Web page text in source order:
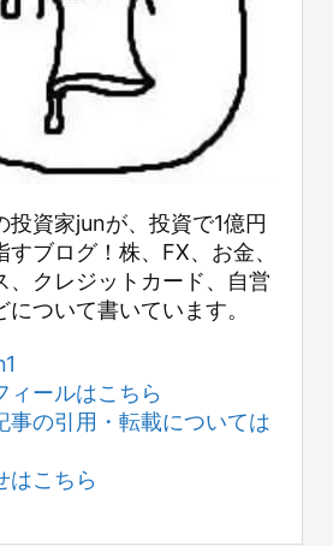
投資家junが、投資で1億円
ブログ！株、FX、お金、
、クレジットカード、自営
ついて書いています。
ィールはこちら
事の引用・転載については
はこちら